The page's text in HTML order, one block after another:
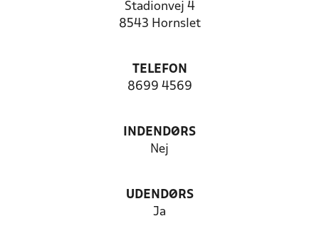
Stadionvej 4
8543 Hornslet
TELEFON
8699 4569
INDENDØRS
Nej
UDENDØRS
Ja